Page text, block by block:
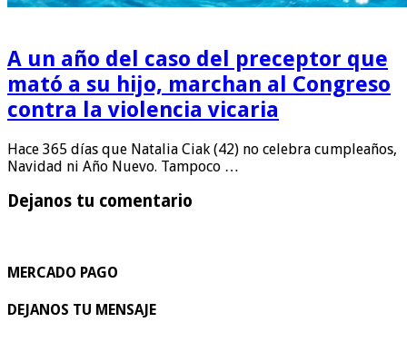
A un año del caso del preceptor que
mató a su hijo, marchan al Congreso
contra la violencia vicaria
Hace 365 días que Natalia Ciak (42) no celebra cumpleaños,
Navidad ni Año Nuevo. Tampoco …
Dejanos tu comentario
MERCADO PAGO
DEJANOS TU MENSAJE